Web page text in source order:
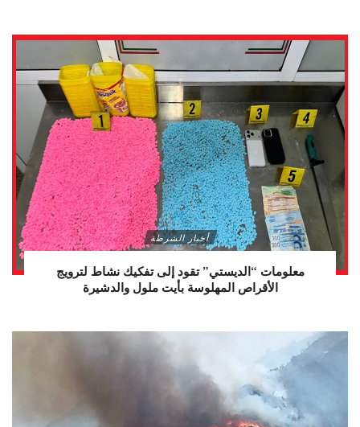
أخبار الشرطة
معلومات “الديستي” تقود إلى تفكيك نشاط لترويج
الأقراص المهلوسة بأيت ملول والدشيرة